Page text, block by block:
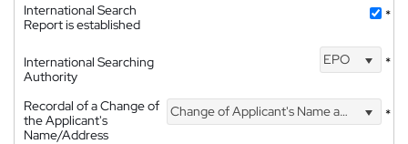
International Search
Report is established
*
International Searching
Authority
EPO *
Recordal of a Change of
the Applicant's
Name/Address
Change of Applicant's Name and Address *